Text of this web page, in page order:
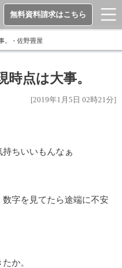
。 - 佐野畳屋
時点は大事。
[2019年1月5日 02時21分]
ちいいもんなぁ
字を見てたら途端に不安
か。
無料資料請求はこちら